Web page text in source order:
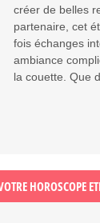
créer de belles
partenaire, cet
fois échanges
ambiance
la couette. Que
HOROSCOPE